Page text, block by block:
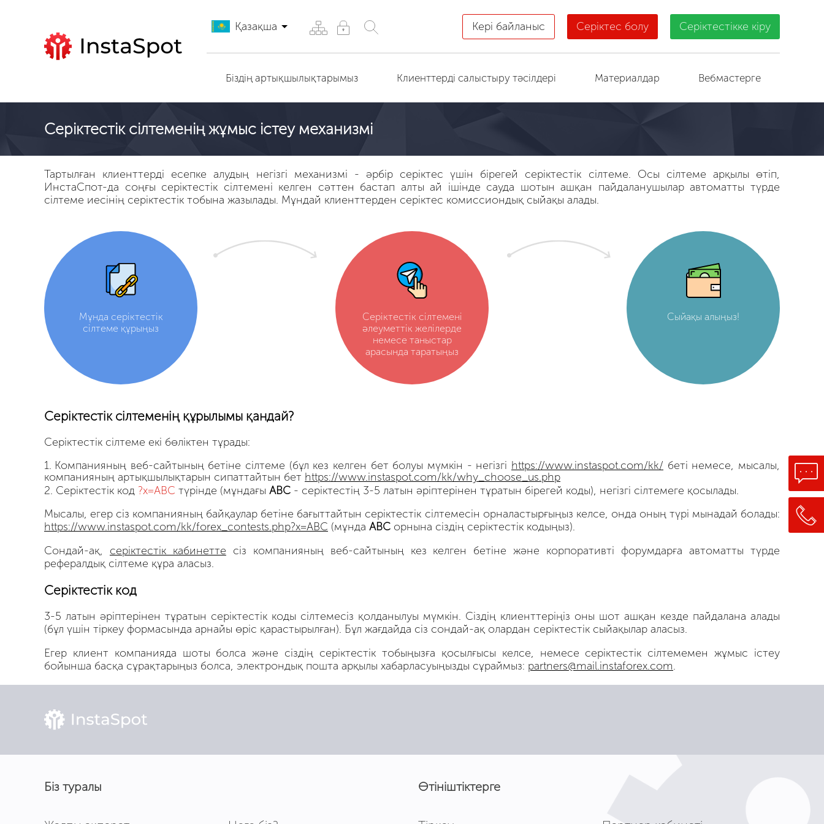
Қазақша Кері байланыс Серіктес болу Серіктестікке кіру
Біздің артықшылықтарымыз Клиенттерді салыстыру тәсілдері Материалдар Вебмастерге
Серіктестік сілтеменің жұмыс істеу механизмі
Тартылған клиенттерді есепке алудың негізгі механизмі - әрбір серіктес үшін бірегей серіктестік сілтеме. Осы сілтеме арқылы өтіп,
ИнстаСпот-да соңғы серіктестік сілтемені келген сәттен бастап алты ай ішінде сауда шотын ашқан пайдаланушылар автоматты түрде
сілтеме иесінің серіктестік тобына жазылады. Мұндай клиенттерден серіктес комиссиондық сыйақы алады.
Мұнда серіктестік
сілтеме құрыңыз
Серіктестік сілтемені
әлеуметтік желілерде
немесе таныстар
арасында таратыңыз
Сыйақы алыңыз!
Серіктестік сілтеменің құрылымы қандай?
Серіктестік сілтеме екі бөліктен тұрады:
Компанияның веб-сайтының бетіне сілтеме (бұл кез келген бет болуы мүмкін - негізгі https://www.instaspot.com/kk/ беті немесе, мысалы,
компанияның артықшылықтарын сипаттайтын бет https://www.instaspot.com/kk/why_choose_us.php
Серіктестік код ?x=ABC түрінде (мұндағы ABC - серіктестің 3-5 латын әріптерінен тұратын бірегей коды), негізгі сілтемеге қосылады.
Мысалы, егер сіз компанияның байқаулар бетіне бағыттайтын серіктестік сілтемесін орналастырғыңыз келсе, онда оның түрі мынадай болады:
https://www.instaspot.com/kk/forex_contests.php?x=ABC (мұнда АВС орнына сіздің серіктестік кодыңыз).
Сондай-ақ, серіктестік кабинетте сіз компанияның веб-сайтының кез келген бетіне және корпоративті форумдарға автоматты түрде
рефералдық сілтеме құра аласыз.
Серіктестік код
3-5 латын әріптерінен тұратын серіктестік коды сілтемесіз қолданылуы мүмкін. Сіздің клиенттеріңіз оны шот ашқан кезде пайдалана алады
(бұл үшін тіркеу формасында арнайы өріс қарастырылған). Бұл жағдайда сіз сондай-ақ олардан серіктестік сыйақылар аласыз.
Егер клиент компанияда шоты болса және сіздің серіктестік тобыңызға қосылғысы келсе, немесе серіктестік сілтемемен жұмыс істеу
бойынша басқа сұрақтарыңыз болса, электрондық пошта арқылы хабарласуыңызды сұраймыз: partners@mail.instaforex.com.
Біз туралы Өтініштіктерге